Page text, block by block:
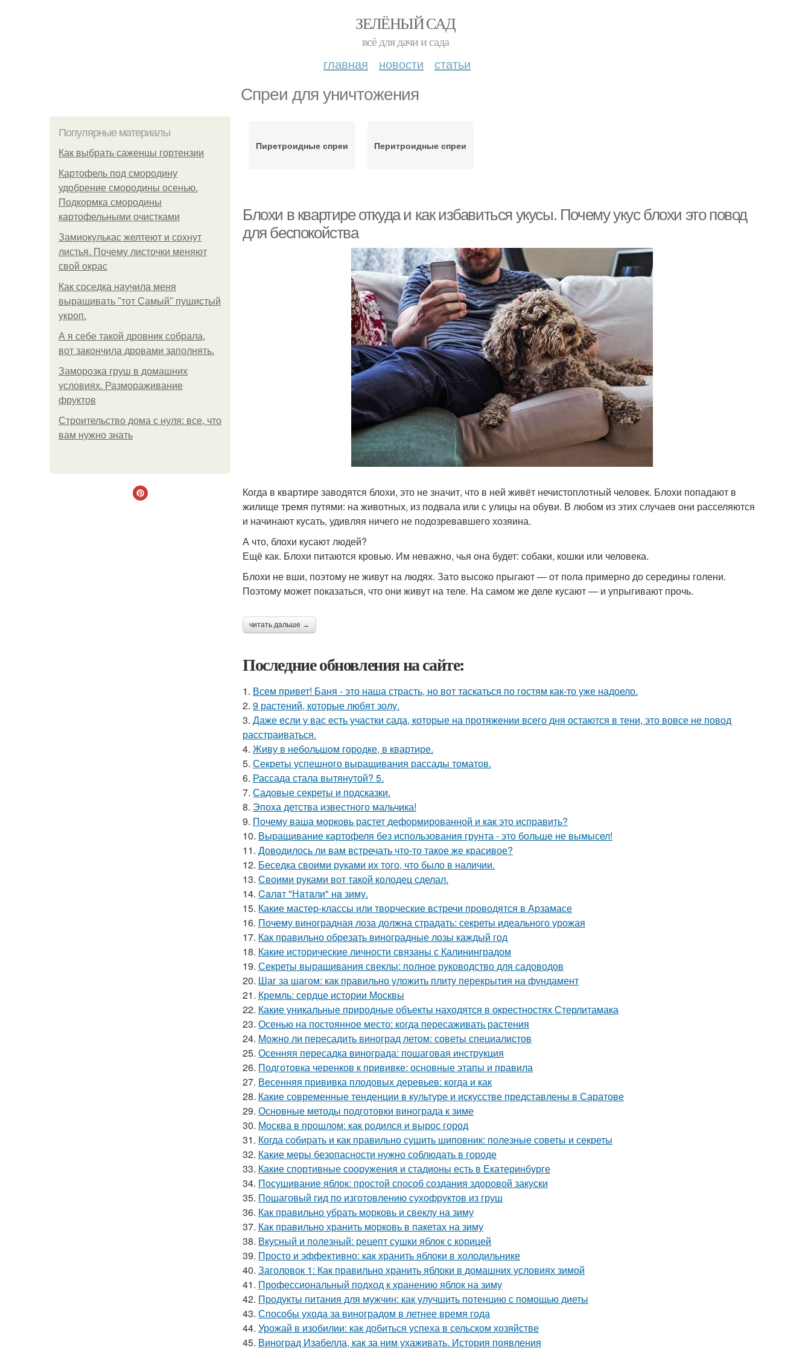
ЗЕЛЁНЫЙ САД
всё для дачи и сада
главная новости статьи
Спреи для уничтожения
Популярные материалы
Как выбрать саженцы гортензии
Картофель под смородину
удобрение смородины осенью.
Подкормка смородины
картофельными очистками
Замиокулькас желтеют и сохнут
листья. Почему листочки меняют
свой окрас
Как соседка научила меня
выращивать "тот Самый" пушистый
укроп.
А я себе такой дровник собрала,
вот закончила дровами заполнять.
Заморозка груш в домашних
условиях. Размораживание
фруктов
Строительство дома с нуля: все, что
вам нужно знать
Пиретроидные спреи Перитроидные спреи
Блохи в квартире откуда и как избавиться укусы. Почему укус блохи это повод
для беспокойства
Когда в квартире заводятся блохи, это не значит, что в ней живёт нечистоплотный человек. Блохи попадают в
жилище тремя путями: на животных, из подвала или с улицы на обуви. В любом из этих случаев они расселяются
и начинают кусать, удивляя ничего не подозревавшего хозяина.
А что, блохи кусают людей?
Ещё как. Блохи питаются кровью. Им неважно, чья она будет: собаки, кошки или человека.
Блохи не вши, поэтому не живут на людях. Зато высоко прыгают — от пола примерно до середины голени.
Поэтому может показаться, что они живут на теле. На самом же деле кусают — и упрыгивают прочь.
читать дальше →
Последние обновления на сайте:
1. Всем привет! Баня - это наша страсть, но вот таскаться по гостям как-то уже надоело.
2. 9 растений, которые любят золу.
3. Даже если у вас есть участки сада, которые на протяжении всего дня остаются в тени, это вовсе не повод
расстраиваться.
4. Живу в небольшом городке, в квартире.
5. Секреты успешного выращивания рассады томатов.
6. Рассада стала вытянутой? 5.
7. Садовые секреты и подсказки.
8. Эпоха детства известного мальчика!
9. Почему ваша морковь растет деформированной и как это исправить?
10. Выращивание картофеля без использования грунта - это больше не вымысел!
11. Доводилось ли вам встречать что-то такое же красивое?
12. Беседка своими руками их того, что было в наличии.
13. Своими руками вот такой колодец сделал.
14. Caлaт "Нaтaли" нa зиму.
15. Какие мастер-классы или творческие встречи проводятся в Арзамасе
16. Почему виноградная лоза должна страдать: секреты идеального урожая
17. Как правильно обрезать виноградные лозы каждый год
18. Какие исторические личности связаны с Калининградом
19. Секреты выращивания свеклы: полное руководство для садоводов
20. Шаг за шагом: как правильно уложить плиту перекрытия на фундамент
21. Кремль: сердце истории Москвы
22. Какие уникальные природные объекты находятся в окрестностях Стерлитамака
23. Осенью на постоянное место: когда пересаживать растения
24. Можно ли пересадить виноград летом: советы специалистов
25. Осенняя пересадка винограда: пошаговая инструкция
26. Подготовка черенков к прививке: основные этапы и правила
27. Весенняя прививка плодовых деревьев: когда и как
28. Какие современные тенденции в культуре и искусстве представлены в Саратове
29. Основные методы подготовки винограда к зиме
30. Москва в прошлом: как родился и вырос город
31. Когда собирать и как правильно сушить шиповник: полезные советы и секреты
32. Какие меры безопасности нужно соблюдать в городе
33. Какие спортивные сооружения и стадионы есть в Екатеринбурге
34. Посушивание яблок: простой способ создания здоровой закуски
35. Пошаговый гид по изготовлению сухофруктов из груш
36. Как правильно убрать морковь и свеклу на зиму
37. Как правильно хранить морковь в пакетах на зиму
38. Вкусный и полезный: рецепт сушки яблок с корицей
39. Просто и эффективно: как хранить яблоки в холодильнике
40. Заголовок 1: Как правильно хранить яблоки в домашних условиях зимой
41. Профессиональный подход к хранению яблок на зиму
42. Продукты питания для мужчин: как улучшить потенцию с помощью диеты
43. Способы ухода за виноградом в летнее время года
44. Урожай в изобилии: как добиться успеха в сельском хозяйстве
45. Виноград Изабелла, как за ним ухаживать. История появления